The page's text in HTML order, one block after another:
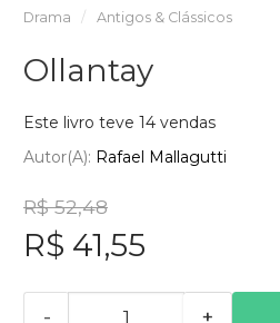
Drama Antigos & Clássicos
Ollantay
Este livro teve 14 vendas
Autor(a): Rafael Mallagutti
R$ 52,48
R$ 41,55
- +